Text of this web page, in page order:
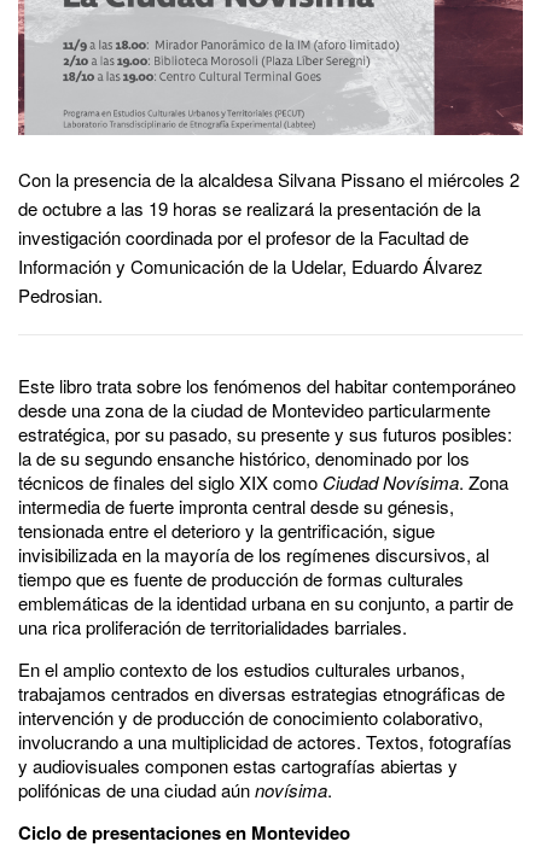
Con la presencia de la alcaldesa Silvana Pissano el miércoles 2
de octubre a las 19 horas se realizará la presentación de la
investigación coordinada por el profesor de la Facultad de
Información y Comunicación de la Udelar, Eduardo Álvarez
Pedrosian.
Este libro trata sobre los fenómenos del habitar contemporáneo
desde una zona de la ciudad de Montevideo particularmente
estratégica, por su pasado, su presente y sus futuros posibles:
la de su segundo ensanche histórico, denominado por los
técnicos de finales del siglo XIX como Ciudad Novísima. Zona
intermedia de fuerte impronta central desde su génesis,
tensionada entre el deterioro y la gentrificación, sigue
invisibilizada en la mayoría de los regímenes discursivos, al
tiempo que es fuente de producción de formas culturales
emblemáticas de la identidad urbana en su conjunto, a partir de
una rica proliferación de territorialidades barriales.
En el amplio contexto de los estudios culturales urbanos,
trabajamos centrados en diversas estrategias etnográficas de
intervención y de producción de conocimiento colaborativo,
involucrando a una multiplicidad de actores. Textos, fotografías
y audiovisuales componen estas cartografías abiertas y
polifónicas de una ciudad aúnnovísima.
Ciclo de presentaciones en Montevideo